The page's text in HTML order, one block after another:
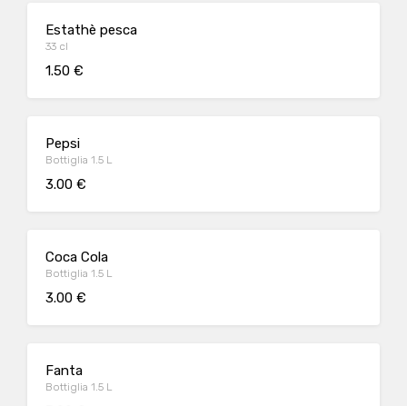
Estathè pesca
33 cl
1.50 €
Pepsi
Bottiglia 1.5 L
3.00 €
Coca Cola
Bottiglia 1.5 L
3.00 €
Fanta
Bottiglia 1.5 L